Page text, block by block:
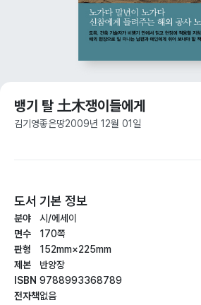
뱅기 탈 土木쟁이들에게
김기영좋은땅2009년 12월 01일
도서 기본 정보
분야
면수
판형
제본
ISBN
전자책
시/에세이
170쪽
152mm×225mm
반양장
9788993368789
없음